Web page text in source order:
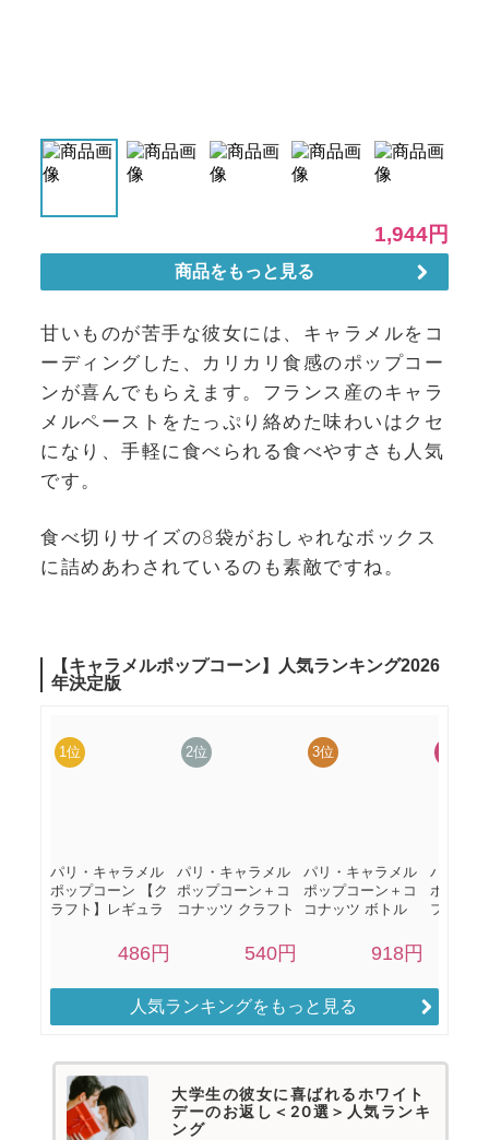
甘いものが苦手な彼女には、キャラメルをコ
ーディングした、カリカリ食感のポップコー
ンが喜んでもらえます。フランス産のキャラ
メルペーストをたっぷり絡めた味わいはクセ
になり、手軽に食べられる食べやすさも人気
です。
食べ切りサイズの8袋がおしゃれなボックス
に詰めあわされているのも素敵ですね。
人気ランキングをもっと見る
大学生の彼女に喜ばれるホワイト
デーのお返し＜20選＞人気ランキ
ング